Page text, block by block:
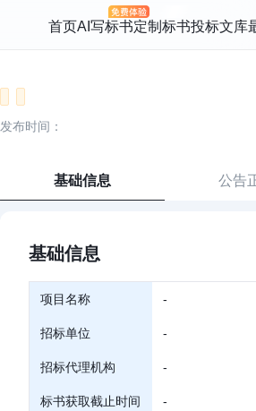
首页AI写标书定制标书投标文库
发布时间：
基础信息 公告
基础信息
项目名称 -
招标单位 -
招标代理机构 -
标书获取截止时间 -